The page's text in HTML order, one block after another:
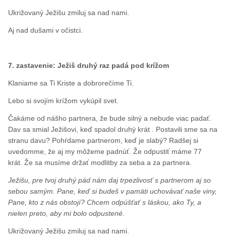
Ukrižovaný Ježišu zmiluj sa nad nami.
Aj nad dušami v očistci.
7. zastavenie: Ježiš druhý raz padá pod krížom
Klaniame sa Ti Kriste a dobrorečíme Ti.
Lebo si svojím krížom vykúpil svet.
Čakáme od nášho partnera, že bude silný a nebude viac padať.
Dav sa smial Ježišovi, keď spadol druhý krát . Postavili sme sa na
stranu davu? Pohŕdame partnerom, keď je slabý? Radšej si
uvedomme, že aj my môžeme padnúť. Že odpustiť máme 77
krát. Že sa musíme držať modlitby za seba a za partnera.
Ježišu, pre tvoj druhý pád nám daj trpezlivosť s partnerom aj so
sebou samým. Pane, keď si budeš v pamäti uchovávať naše viny,
Pane, kto z nás obstojí? Chcem odpúšťať s láskou, ako Ty, a
nielen preto, aby mi bolo odpustené.
Ukrižovaný Ježišu zmiluj sa nad nami.